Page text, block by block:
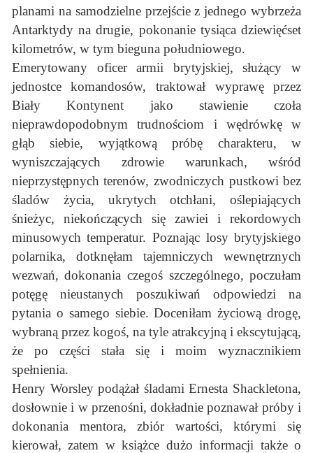
planami na samodzielne przejście z jednego wybrzeża
Antarktydy na drugie, pokonanie tysiąca dziewięćset
kilometrów, w tym bieguna południowego.
Emerytowany oficer armii brytyjskiej, służący w
jednostce komandosów, traktował wyprawę przez
Biały Kontynent jako stawienie czoła
nieprawdopodobnym trudnościom i wędrówkę w
głąb siebie, wyjątkową próbę charakteru, w
wyniszczających zdrowie warunkach, wśród
nieprzystępnych terenów, zwodniczych pustkowi bez
śladów życia, ukrytych otchłani, oślepiających
śnieżyc, niekończących się zawiei i rekordowych
minusowych temperatur. Poznając losy brytyjskiego
polarnika, dotknęłam tajemniczych wewnętrznych
wezwań, dokonania czegoś szczególnego, poczułam
potęgę nieustanych poszukiwań odpowiedzi na
pytania o samego siebie. Doceniłam życiową drogę,
wybraną przez kogoś, na tyle atrakcyjną i ekscytującą,
że po części stała się i moim wyznacznikiem
spełnienia.
Henry Worsley podążał śladami Ernesta Shackletona,
dosłownie i w przenośni, dokładnie poznawał próby i
dokonania mentora, zbiór wartości, którymi się
kierował, zatem w książce dużo informacji także o